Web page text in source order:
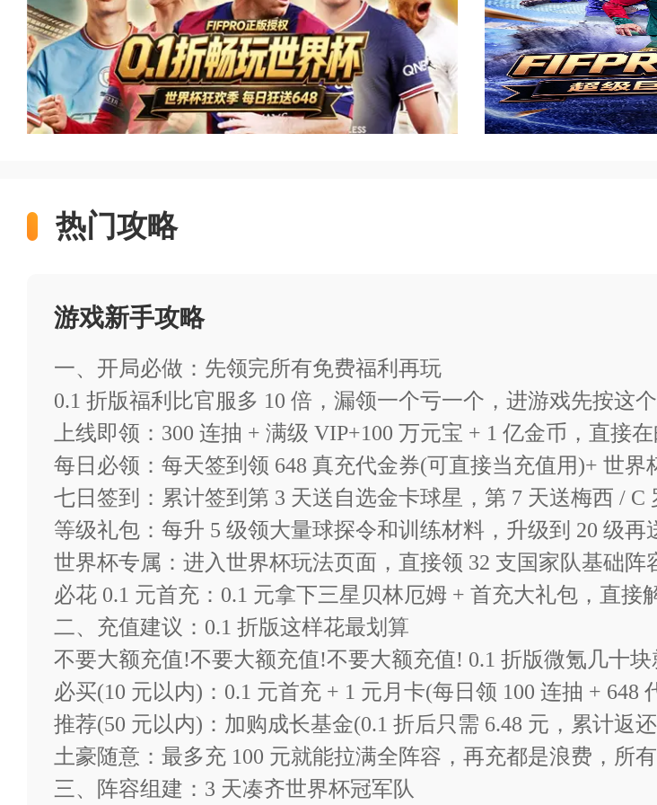
0.1折手游、变态游戏、GM游戏中心
>>(长按链接复制到浏览器打开即可体验)<<
球场风云（0.1折畅玩世界杯）版本信息
类型：卡牌 体育 养成
大小：1319M
福利：FIFPro正版授权足球竞技手游！
球场风云（0.1折畅玩世界杯）游戏福利
充值比例1元：10钻石
★【每日白嫖】爽玩路费，每日豪送648代金券!
★【登录有礼】登录狂送300连抽，快速组建银河战
热门攻略
游戏新手攻略
一、开局必做：先领完所有免费福利再玩
0.1 折版福利比官服多 10 倍，漏领一个亏一个，进游戏先按这个
上线即领：300 连抽 + 满级 VIP+100 万元宝 + 1 亿金币，直接
每日必领：每天签到领 648 真充代金券(可直接当充值用)+ 世界
七日签到：累计签到第 3 天送自选金卡球星，第 7 天送梅西 / C
等级礼包：每升 5 级领大量球探令和训练材料，升级到 20 级再
世界杯专属：进入世界杯玩法页面，直接领 32 支国家队基础阵
必花 0.1 元首充：0.1 元拿下三星贝林厄姆 + 首充大礼包，直
二、充值建议：0.1 折版这样花最划算
不要大额充值!不要大额充值!不要大额充值! 0.1 折版微氪几十块
必买(10 元以内)：0.1 元首充 + 1 元月卡(每日领 100 连抽 + 648
推荐(50 元以内)：加购成长基金(0.1 折后只需 6.48 元，累计返
土豪随意：最多充 100 元就能拉满全阵容，再充都是浪费，所
三、阵容组建：3 天凑齐世界杯冠军队